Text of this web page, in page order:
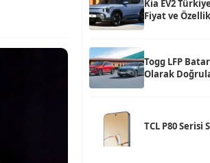
Kia EV2
Fiyat ve
Togg LFP
Olarak
TCL P80 Serisi